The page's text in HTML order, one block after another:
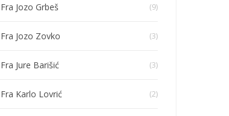
Fra Jozo Grbeš (9)
Fra Jozo Zovko (3)
Fra Jure Barišić (3)
Fra Karlo Lovrić (2)